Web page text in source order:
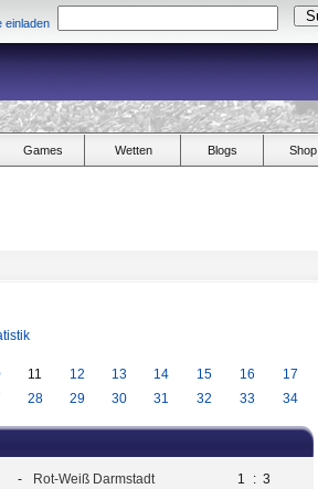
einladen
Games Wetten Blogs Shop
11 12 13 14 15 16
17
28 29 30 31 32 33 34
- Rot-Weiß Darmstadt 1 : 3